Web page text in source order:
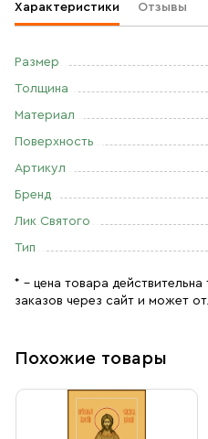
Характеристики Отзывы
Размер
Толщина
Материал
Поверхность
Артикул
Бренд
Лик Святого
Тип
* – цена товара
заказов через сайт и может
Похожие товары